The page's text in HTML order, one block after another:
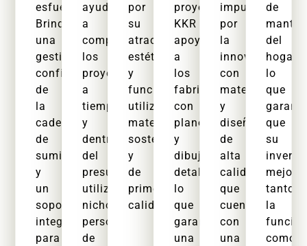
esfuerzo.
Brindamos
una
gestión
confiable
de
la
cadena
de
suministro
y
un
soporte
integral
para
ayudamos
a
completar
los
proyectos
a
tiempo
y
dentro
del
presupuesto,
utilizando
nichos
personalizados
de
por
su
atractivo
estético
y
funcionalidad,
utilizando
materiales
sostenibles
y
de
primera
calidad.
proyecto.
KKR
apoya
a
los
fabricantes
con
planos
y
dibujos
detallados,
lo
que
garantiza
una
impulso
por
la
innovación
con
materiales
y
diseños
de
alta
calidad
que
cuentan
con
una
de
del
hogar,
lo
que
que
su
mejore
tanto
la
como